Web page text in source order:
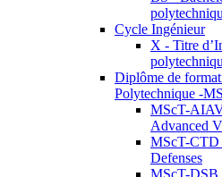
Cycle Ingénieur
X - Titre
Diplôme de
Polytechnique -
MScT-
Advanced
MScT-CTD
Defenses
MScT-DSB